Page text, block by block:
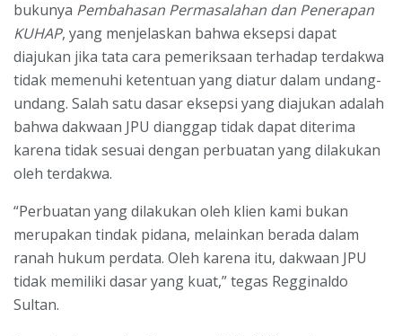
bukunya Pembahasan Permasalahan dan Penerapan
KUHAP, yang menjelaskan bahwa eksepsi dapat
diajukan jika tata cara pemeriksaan terhadap terdakwa
tidak memenuhi ketentuan yang diatur dalam undang-
undang. Salah satu dasar eksepsi yang diajukan adalah
bahwa dakwaan JPU dianggap tidak dapat diterima
karena tidak sesuai dengan perbuatan yang dilakukan
oleh terdakwa.
“Perbuatan yang dilakukan oleh klien kami bukan
merupakan tindak pidana, melainkan berada dalam
ranah hukum perdata. Oleh karena itu, dakwaan JPU
tidak memiliki dasar yang kuat,” tegas Regginaldo
Sultan.